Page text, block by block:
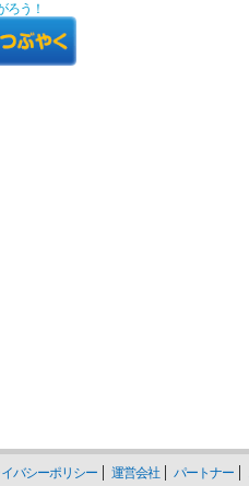
ろう！
バシーポリシー 運営会社 パートナー